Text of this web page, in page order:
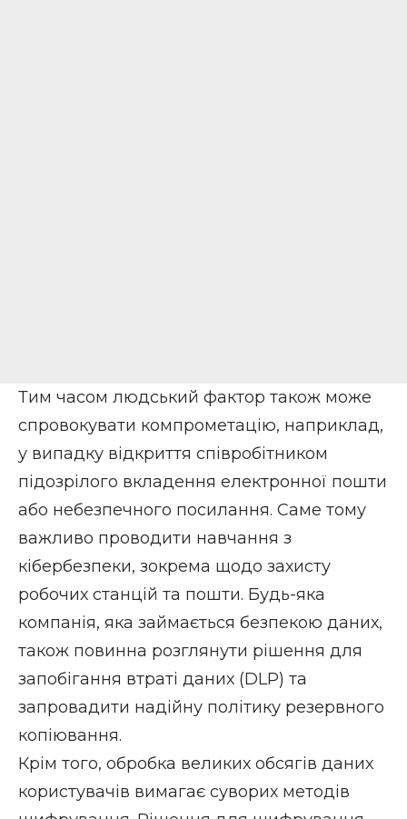
Тим часом людський фактор також може
спровокувати компрометацію, наприклад,
у випадку відкриття співробітником
підозрілого вкладення електронної пошти
або небезпечного посилання. Саме тому
важливо проводити навчання з
кібербезпеки, зокрема щодо захисту
робочих станцій та пошти. Будь-яка
компанія, яка займається безпекою даних,
також повинна розглянути рішення для
запобігання втраті даних (DLP) та
запровадити надійну політику резервного
копіювання.
Крім того, обробка великих обсягів даних
користувачів вимагає суворих методів